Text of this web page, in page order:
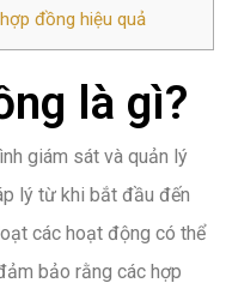
đồng hiệu quả
là gì?
giám sát và quản lý
lý từ khi bắt đầu đến
các hoạt động có thể
bảo rằng các hợp